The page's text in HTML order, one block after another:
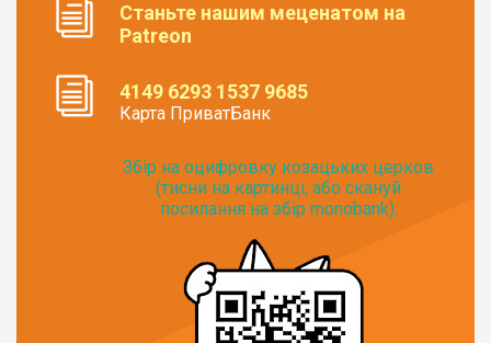
Станьте нашим меценатом на
Patreon
4149 6293 1537 9685
Карта ПриватБанк
Збір на оцифровку козацьких церков
(тисни на картинці, або скануй
посилання на збір monobank):